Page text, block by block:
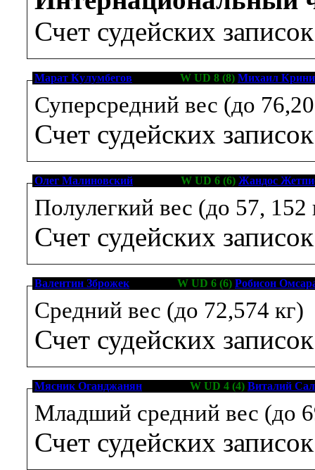
Счет судейских
Марат Кулумбегов W UD 8 (8) Михаил
Суперсредний вес (до
Счет судейских
Олег Малиновский W UD 6 (6) Жандос
Полулегкий вес (до 57, 152
Счет судейских
Валентин Зброжек W UD 6 (6) Робисон
Средний вес (до 72,574 кг)
Счет судейских
Мясник Оганджанян W UD 4 (4) Виталий
Младший средний вес (до
Счет судейских